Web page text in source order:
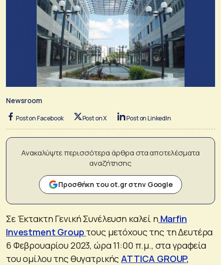
Newsroom
Post on Facebook Post on X Post on LinkedIn
Ανακαλύψτε περισσότερα άρθρα στα αποτελέσματα
αναζήτησης
Προσθήκη του ot.gr στην Google
Σε Έκτακτη Γενική Συνέλευση καλεί ηMarfin
Investment Group τους μετόχους της τη Δευτέρα
6 Φεβρουαρίου 2023, ώρα 11:00 π.μ., στα γραφεία
του ομίλου της θυγατρικής ATTICA GROUP,